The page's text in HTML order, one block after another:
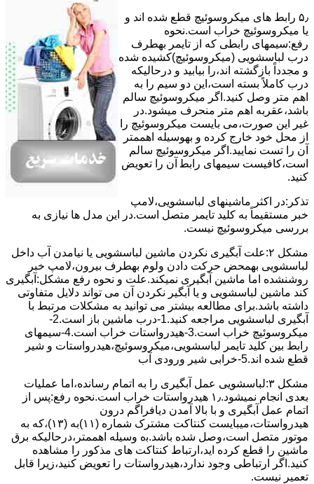
۵٫ رابط های ﻣﯿﮑﺮوﺳﻮﺋﯿﭻ ﻗﻄﻊ شده اند و
ﯾﺎ ﻣﯿﮑﺮوﺳﻮﺋﯿﭻ ﺧﺮاب اﺳﺖ.نحوه
رفع:سیمهای راﺑﻄﯽ ﮐﻪ از ﺗﺎﯾﻤﺮ بهطرف
درب لباسشویی (ﻣﯿﮑﺮوﺳﻮﺋﯿﭻ)کشیده شده
و مجدداً بازگشته اند،را ﺑﯿﺎﺑﯿﺪ و درحالیکه
درب کاملاً ﺑﺴﺘﻪ اﺳﺖ،اﯾﻦ دو ﺳﯿﻢ را ﺑﻪ
اﻫﻢ ﻣﺘﺮ وصل کنید.اﮔﺮ ﻣﯿﮑﺮوﺳﻮﺋﯿﭻ ﺳﺎﻟﻢ
ﺑﺎﺷﺪ،ﻋﻘﺮﺑﻪ اهم متر ﻣﻨﺤﺮف میشود.در
ﻏﯿﺮ اﯾﻦ ﺻﻮرت،می بایست ﻣﯿﮑﺮوﺳﻮﺋﯿﭻ را
از ﻣﺤﻞ خود ﺧﺎرج کرده و بهوسیله اهممتر
آن را ﺗﺴﺖ ﻧﻤﺎﯾﯿﺪ.اﮔﺮ ﻣﯿﮑﺮوﺳﻮﺋﯿﭻ ﺳﺎﻟﻢ
اﺳﺖ،ﮐﺎﻓﯿﺴﺖ سیمهای راﺑﻄ آن را ﺗﻌﻮﯾﺾ
کنید.
ﺗﺬﮐﺮ:در اﮐﺜﺮ ماشینهای لباسشویی،ﻻﻣﭗ
ﺧﺒﺮ مستقیماً ﺑﻪ ﮐﻠﯿﺪ ﺗﺎﯾﻤﺮ ﻣﺘﺼﻞ اﺳﺖ.در اﯾﻦ مدل ها ﻧﯿﺎزی ﺑﻪ
بررسی ﻣﯿﮑﺮوﺳﻮﺋﯿﭻ نیست.
مشکل ۲:علت آبگیری نکردن ماشین لباسشویی یا نیامدن آب داخل
لباسشویی بهمحض ﺣﺮﮐﺖ دادن وﻟﻮم بهطرف ﺑﯿﺮون،ﻻﻣﭗ ﺧﺒﺮ
روشنشده اﻣﺎ ﻣﺎﺷﯿﻦ آﺑﮕﯿﺮی نمیکند.ﻋﻠﺖ و نحوه رﻓﻊ مشکل:آبگیری
کند ماشین لباسشویی و یا آبگیر نکردن آن می تواند دلایل متفاوتی
داشته باشد.برای مطالعه بیشتر می توانید به مشکلات مرتبط با
آبگیری لباسشویی مراجعه کنید.1-درب ﻣﺎﺷﯿﻦ ﺑﺎز اﺳﺖ.2-
ﻣﯿﮑﺮوﺳﻮﺋﯿﭻ ﺧﺮاب اﺳﺖ.3-ﻫﯿﺪرواﺳﺘﺎت ﺧﺮاب اﺳﺖ.4-سیمهای
راﺑﻂ ﺑﯿﻦ ﮐﻠﯿﺪ ﺗﺎﯾﻤﺮ لباسشویی،ﻣﯿﮑﺮوﺳﻮﺋﯿﭻ،ﻫﯿﺪرواﺳﺘﺎت و ﺷﯿﺮ
ﻗﻄﻊ ﺷﺪه اند.5-خرابی شیر ورودی آب
مشکل ۳:لباسشویی ﻋﻤﻞ آﺑﮕﯿﺮی را ﺑﻪ اﺗﻤﺎم رﺳﺎﻧﺪه،اﻣﺎ ﻋﻤﻠﯿﺎت
ﺑﻌﺪی اﻧﺠﺎم نمیشود.۱٫ ﻫﯿﺪرواﺳﺘﺎت ﺧﺮاب اﺳﺖ.نحوه رﻓﻊ:ﭘﺲ از
اﺗﻤﺎم عمل آﺑﮕﯿﺮی و ﺑﺎ ﺑﺎﻻ آﻣﺪن دﯾﺎﻓﺮاﮔﻢ درون
ﻫﯿﺪرواﺳﺘﺎت،میبایست ﮐﻨﺘﺎﮐﺖ ﻣﺸﺘﺮک شماره (۱۱)به (۱۳)،ﮐﻪ ﺑﻪ
ﻣﻮﺗﻮر ﻣﺘﺼﻞ اﺳﺖ،وﺻﻞ ﺷﺪه ﺑﺎﺷﺪ.ﺑه وسیله اهممتر،درحالیکه ﺑﺮق
ﻣﺎﺷﯿﻦ را ﻗﻄﻊ کرده اید،ارﺗﺒﺎط ﮐﻨﺘﺎﮐﺖ ﻫﺎی ﻣﺬﮐﻮر را ﻣﺸﺎﻫﺪه
کنید.اﮔﺮ ارﺗﺒﺎطی وجود ندارد،ﻫﯿﺪرواﺳﺘﺎت را ﺗﻌﻮﯾﺾ ﮐﻨﯿﺪ،زﯾﺮا قابل
ﺗﻌﻤﯿﺮ نیست.